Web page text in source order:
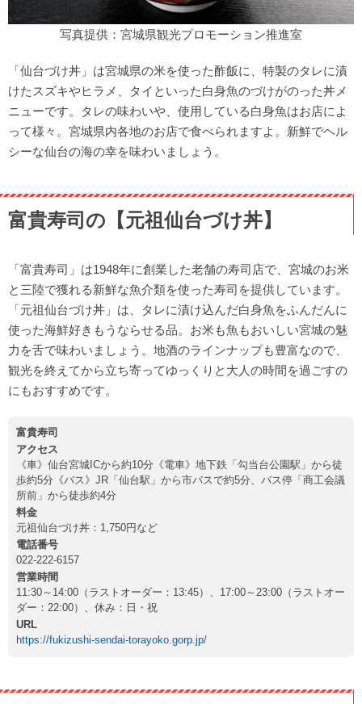
写真提供：宮城県観光プロモーション推進室
「仙台づけ丼」は宮城県の米を使った酢飯に、特製のタレに漬
けたスズキやヒラメ、タイといった白身魚のづけがのった丼メ
ニューです。タレの味わいや、使用している白身魚はお店によ
って様々。宮城県内各地のお店で食べられますよ。新鮮でヘル
シーな仙台の海の幸を味わいましょう。
富貴寿司の【元祖仙台づけ丼】
「富貴寿司」は1948年に創業した老舗の寿司店で、宮城のお米
と三陸で獲れる新鮮な魚介類を使った寿司を提供しています。
「元祖仙台づけ丼」は、タレに漬け込んだ白身魚をふんだんに
使った海鮮好きもうならせる品。お米も魚もおいしい宮城の魅
力を舌で味わいましょう。地酒のラインナップも豊富なので、
観光を終えてから立ち寄ってゆっくりと大人の時間を過ごすの
にもおすすめです。
富貴寿司
アクセス
《車》仙台宮城ICから約10分《電車》地下鉄「勾当台公園駅」から徒
歩約5分《バス》JR「仙台駅」から市バスで約5分、バス停「商工会議
所前」から徒歩約4分
料金
元祖仙台づけ丼：1,750円など
電話番号
022-222-6157
営業時間
11:30～14:00（ラストオーダー：13:45）、17:00～23:00（ラストオー
ダー：22:00）、休み：日・祝
URL
https://fukizushi-sendai-torayoko.gorp.jp/